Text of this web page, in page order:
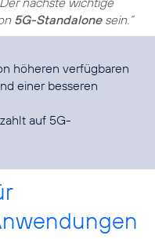
5G-Standalonesein.“
höheren verfügbaren
einer besseren
zahlt auf 5G-